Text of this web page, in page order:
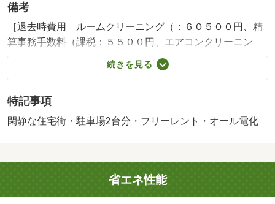
備考
［退去時費用 ルームクリーニング（：６０５００円、精
算事務手数料（課税：５５００円、エアコンクリーニン
グ：１３２００円※故意・過失等別途実費］ 原状回復
費：実費精算 法人契約：敷金２か月、礼金１か月 Ｎ
０００円 月額３７５０円（火災保険・２４時間サポー
ト・保証会社））・維持費等：保険料（保証会社収納）
段：若杉第２停歩５分・暗証キーで防犯対策も♪サンルーム
仕様なので急なお天気の変化に慌てることがなくなりま
す！お仕事中でも安心です♪・バイク置場：なし・駐輪場：
続きを見る
特記事項
閑静な住宅街・駐車場2台分・フリーレント・オール電化
省エネ性能